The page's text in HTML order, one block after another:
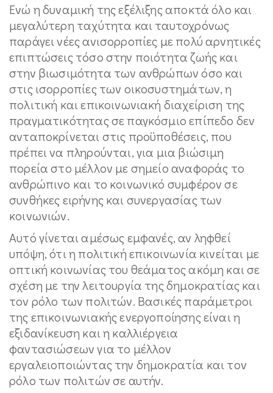
Ενώ η δυναμική της εξέλιξης αποκτά όλο και
μεγαλύτερη ταχύτητα και ταυτοχρόνως
παράγει νέες ανισορροπίες με πολύ αρνητικές
επιπτώσεις τόσο στην ποιότητα ζωής και
στην βιωσιμότητα των ανθρώπων όσο και
στις ισορροπίες των οικοσυστημάτων, η
πολιτική και επικοινωνιακή διαχείριση της
πραγματικότητας σε παγκόσμιο επίπεδο δεν
ανταποκρίνεται στις προϋποθέσεις, που
πρέπει να πληρούνται, για μια βιώσιμη
πορεία στο μέλλον με σημείο αναφοράς το
ανθρώπινο και το κοινωνικό συμφέρον σε
συνθήκες ειρήνης και συνεργασίας των
κοινωνιών.
Αυτό γίνεται αμέσως εμφανές, αν ληφθεί
υπόψη, ότι η πολιτική επικοινωνία κινείται με
οπτική κοινωνίας του θεάματος ακόμη και σε
σχέση με την λειτουργία της δημοκρατίας και
τον ρόλο των πολιτών. Βασικές παράμετροι
της επικοινωνιακής ενεργοποίησης είναι η
εξιδανίκευση και η καλλιέργεια
φαντασιώσεων για το μέλλον
εργαλειοποιώντας την δημοκρατία και τον
ρόλο των πολιτών σε αυτήν.